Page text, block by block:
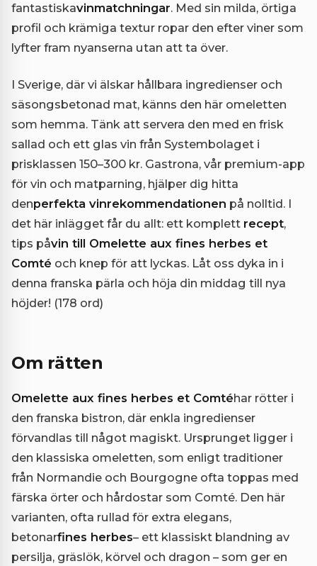
fantastiskavinmatchningar. Med sin milda, örtiga
profil och krämiga textur ropar den efter viner som
lyfter fram nyanserna utan att ta över.
I Sverige, där vi älskar hållbara ingredienser och
säsongsbetonad mat, känns den här omeletten
som hemma. Tänk att servera den med en frisk
sallad och ett glas vin från Systembolaget i
prisklassen 150–300 kr. Gastrona, vår premium-app
för vin och matparning, hjälper dig hitta
denperfekta vinrekommendationen på nolltid. I
det här inlägget får du allt: ett komplett recept,
tips påvin till Omelette aux fines herbes et
Comté och knep för att lyckas. Låt oss dyka in i
denna franska pärla och höja din middag till nya
höjder! (178 ord)
Om rätten
Omelette aux fines herbes et Comtéhar rötter i
den franska bistron, där enkla ingredienser
förvandlas till något magiskt. Ursprunget ligger i
den klassiska omeletten, som enligt traditioner
från Normandie och Bourgogne ofta toppas med
färska örter och hårdostar som Comté. Den här
varianten, ofta rullad för extra elegans,
betonarfines herbes– ett klassiskt blandning av
persilja, gräslök, körvel och dragon – som ger en